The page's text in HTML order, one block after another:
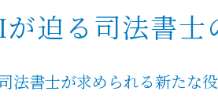
迫る司法書士
法書士が求められる新たな